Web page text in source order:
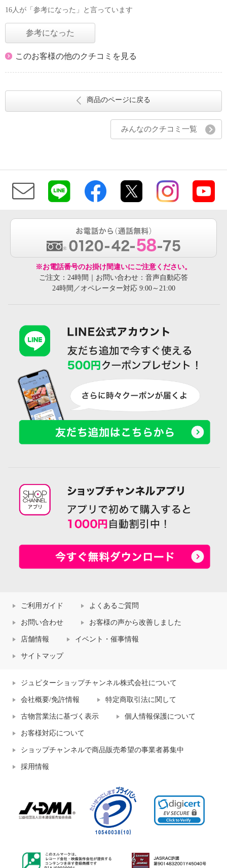
16人が「参考になった」と言っています
参考になった
このお客様の他のクチコミを見る
商品のページに戻る
みんなのクチコミ一覧
※お電話番号のお掛け間違いにご注意ください。
ご注文：24時間｜お問い合わせ：音声自動応答
24時間／オペレーター対応 9:00～21:00
ご利用ガイド よくあるご質問
お問い合わせ お客様の声から改善しました
店舗情報 イベント・催事情報
サイトマップ
ジュピターショップチャンネル株式会社について
会社概要/免許情報 特定商取引法に関して
古物営業法に基づく表示 個人情報保護について
お客様対応について
ショップチャンネルで商品販売希望の事業者募集中
採用情報